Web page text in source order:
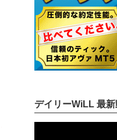
デイリーWiLL 最新